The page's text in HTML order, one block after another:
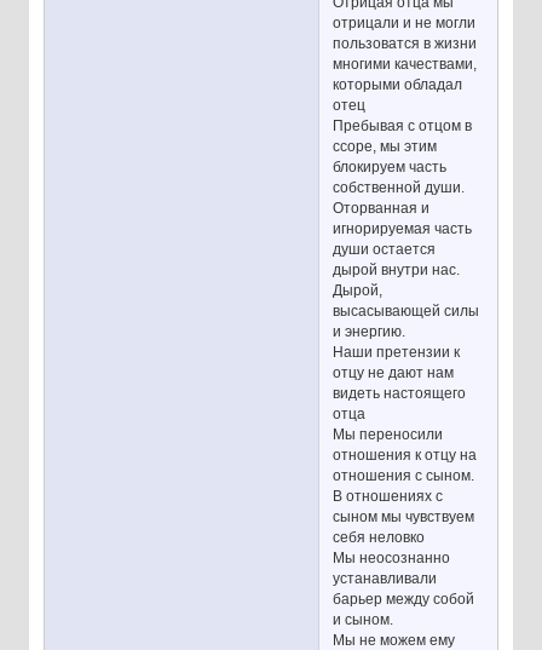
отрицали и не могли
пользоватся в жизни
многими качествами,
которыми обладал
отец
Пребывая с отцом в
ссоре, мы этим
блокируем часть
собственной души.
Оторванная и
игнорируемая часть
души остается
дырой внутри нас.
Дырой,
высасывающей силы
и энергию.
Наши претензии к
отцу не дают нам
видеть настоящего
отца
Мы переносили
отношения к отцу на
отношения с сыном.
В отношениях с
сыном мы чувствуем
себя неловко
Мы неосознанно
устанавливали
барьер между собой
и сыном.
Мы не можем ему